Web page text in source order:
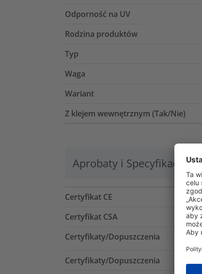
Odporność na UV
Rodzina produktów
Typ
Waga
Wariant
Z klejem wewnętrznym (Tak/Nie)
Aprobaty i Specyfikacje
Certyfikat CE
Certyfikat CSA
Certyfikaty/Dopuszczenia
Certyfikaty/Dopuszczenia